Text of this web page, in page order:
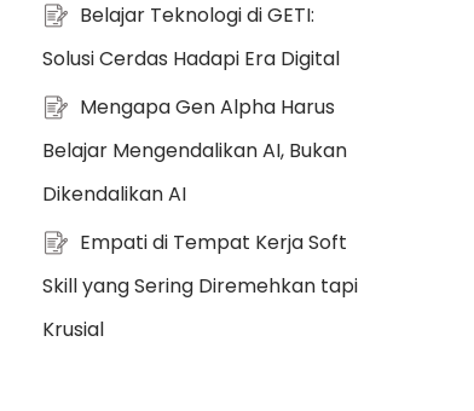
Belajar Teknologi di GETI:
Solusi Cerdas Hadapi Era Digital
Mengapa Gen Alpha Harus
Belajar Mengendalikan AI, Bukan
Dikendalikan AI
Empati di Tempat Kerja Soft
Skill yang Sering Diremehkan tapi
Krusial